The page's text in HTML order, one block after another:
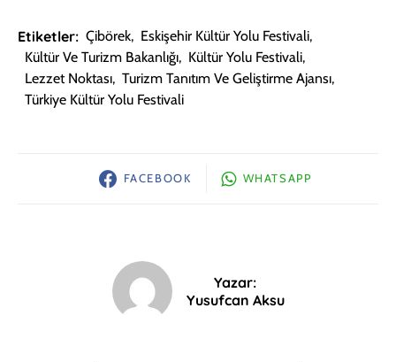
Etiketler: Çibörek, Eskişehir Kültür Yolu Festivali,
Kültür Ve Turizm Bakanlığı, Kültür Yolu Festivali,
Lezzet Noktası, Turizm Tanıtım Ve Geliştirme Ajansı,
Türkiye Kültür Yolu Festivali
FACEBOOK WHATSAPP
Yazar:
Yusufcan Aksu